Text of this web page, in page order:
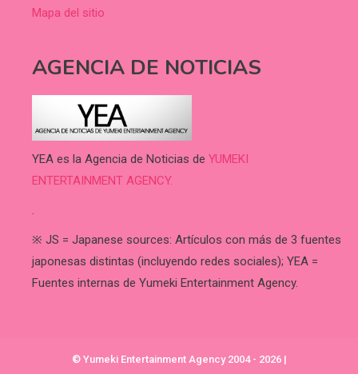
Mapa del sitio
AGENCIA DE NOTICIAS
YEA es la Agencia de Noticias de YUMEKI
ENTERTAINMENT AGENCY.
.
※ JS = Japanese sources: Artículos con más de 3 fuentes
japonesas distintas (incluyendo redes sociales); YEA =
Fuentes internas de Yumeki Entertainment Agency.
© Yumeki Entertainment Agency 2004 - 2026 |